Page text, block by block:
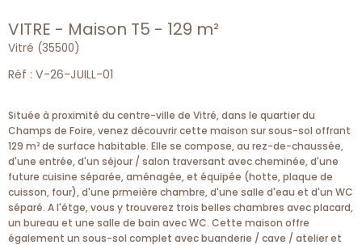
VITRE - Maison T5 - 129 m²
Vitré (35500)
Réf : V-26-JUILL-01
Située à proximité du centre-ville de Vitré, dans le quartier du
Champs de Foire, venez découvrir cette maison sur sous-sol offrant
129 m² de surface habitable. Elle se compose, au rez-de-chaussée,
d'une entrée, d'un séjour / salon traversant avec cheminée, d'une
future cuisine séparée, aménagée, et équipée (hotte, plaque de
cuisson, four), d'une prmeière chambre, d'une salle d'eau et d'un WC
séparé. A l'étge, vous y trouverez trois belles chambres avec placard,
un bureau et une salle de bain avec WC. Cette maison offre
également un sous-sol complet avec buanderie / cave / atelier et